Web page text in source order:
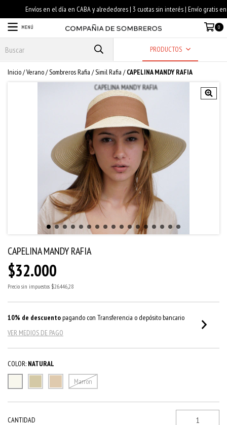
MENÚ 0
PRODUCTOS
Inicio/Verano/Sombreros Rafia /Simil Rafia / CAPELINA MANDY RAFIA
CAPELINA MANDY RAFIA
$32.000
Precio sin impuestos $26.446,28
10% de descuentopagando con Transferencia o depósito bancario
VER MEDIOS DE PAGO
COLOR: NATURAL
Marron
CANTIDAD